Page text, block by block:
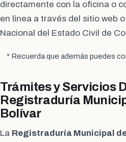
directamente con la oficina o
en línea a través del sitio web
Nacional del Estado Civil de
* Recuerda que además puedes
Trámites y Servicios
Registraduría
Bolívar
La Registraduría Municipal